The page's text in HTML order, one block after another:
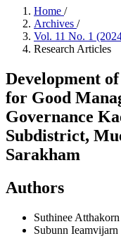
Home /
Archives /
Vol. 11 No. 1
Research Articles
Development
for Good
Governance
Subdistrict,
Sarakham
Authors
Suthinee Atthakorn
Subunn Ieamvijarn